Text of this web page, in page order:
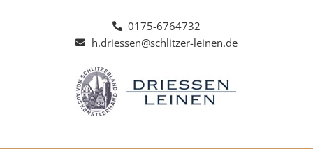
0175-6764732
h.driessen@schlitzer-leinen.de